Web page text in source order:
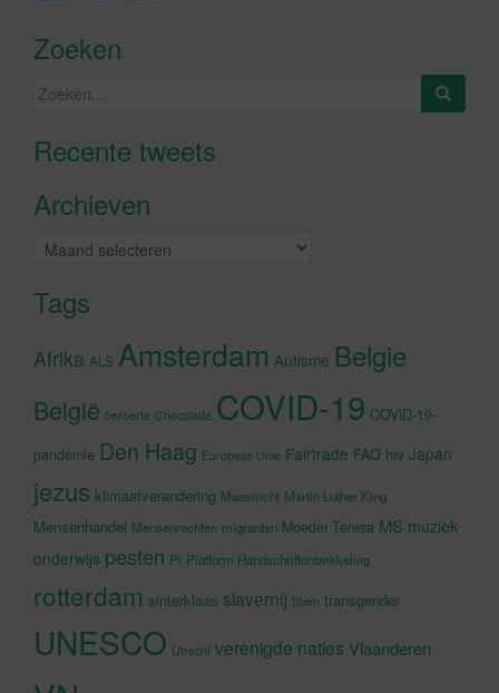
Zoeken
Zoeken
Recente tweetsKlik om marketing cookies te
Archieven
Archieven
Tags
Afrika ALS Amsterdam Autisme Belgie
België beroerte Chocolade COVID-19 COVID-19-
pandemie Den Haag Europese Unie Fairtrade FAO hiv Japan
jezus klimaatverandering Maastricht Martin Luther King
Mensenhandel Mensenrechten migranten Moeder Teresa MS muziek
onderwijs pesten Pi Platform Handschriftontwikkeling
rotterdam sinterklaas slavernij Stem transgender
UNESCO Utrecht verenigde naties Vlaanderen